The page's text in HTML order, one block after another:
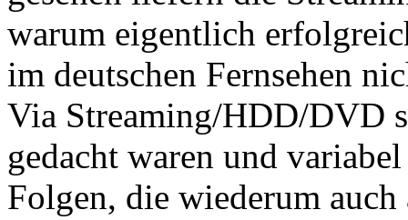
warum eigentlich
im deutschen Fernsehen
Via Streaming/HDD/DVD
gedacht waren und
Folgen, die wiederum